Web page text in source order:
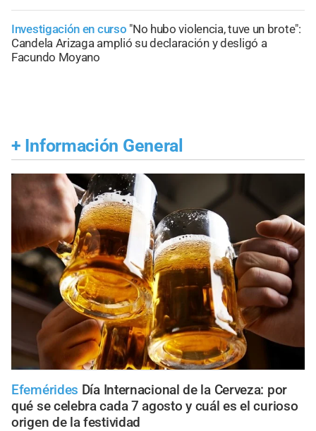
Investigación en curso "No hubo violencia, tuve un brote":
Candela Arizaga amplió su declaración y desligó a
Facundo Moyano
+ Información General
Efemérides Día Internacional de la Cerveza: por
qué se celebra cada 7 agosto y cuál es el curioso
origen de la festividad